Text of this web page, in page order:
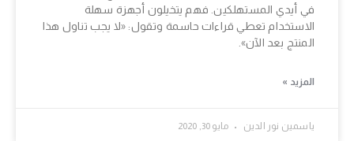
في أيدي المستهلكين. فهم يتخيلون أجهزة سهلة
الاستخدام تعطي قراءات حاسمة وتقول: «لا يجب تناول هذا
المنتج بعد الآن».
المزيد »
ياسمين نور الدين مايو 30, 2020